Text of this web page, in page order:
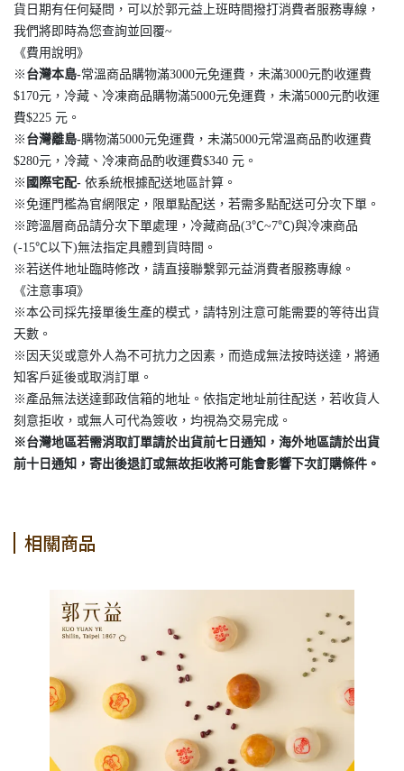
貨日期有任何疑問，可以於郭元益上班時間撥打消費者服務專線，
我們將即時為您查詢並回覆~
《費用說明》
※ 台灣本島-常溫商品購物滿3000元免運費，未滿3000元酌收運費
$170元，冷藏、冷凍商品購物滿5000元免運費，未滿5000元酌收運
費$225 元。
※ 台灣離島-購物滿5000元免運費，未滿5000元常溫商品酌收運費
$280元，冷藏、冷凍商品酌收運費$340 元。
※ 國際宅配- 依系統根據配送地區計算。
※免運門檻為官網限定，限單點配送，若需多點配送可分次下單。
※跨溫層商品請分次下單處理，冷藏商品(3℃~7℃)與冷凍商品
(-15℃以下)無法指定具體到貨時間。
※若送件地址臨時修改，請直接聯繫郭元益消費者服務專線。
《注意事項》
※本公司採先接單後生產的模式，請特別注意可能需要的等待出貨
天數。
※因天災或意外人為不可抗力之因素，而造成無法按時送達，將通
知客戶延後或取消訂單。
※產品無法送達郵政信箱的地址。依指定地址前往配送，若收貨人
刻意拒收，或無人可代為簽收，均視為交易完成。
※台灣地區若需消取訂單請於出貨前七日通知，海外地區請於出貨
前十日通知，寄出後退訂或無故拒收將可能會影響下次訂購條件。
相關商品